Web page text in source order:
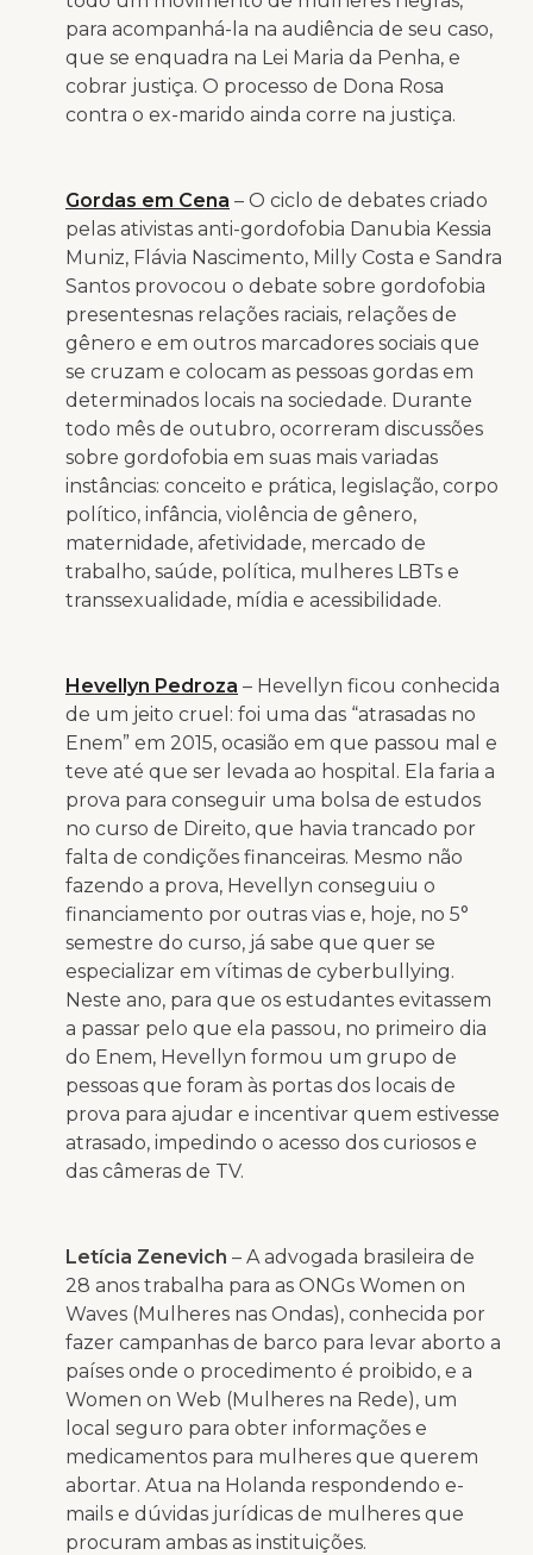
para acompanhá-la na audiência de seu caso,
que se enquadra na Lei Maria da Penha, e
cobrar justiça. O processo de Dona Rosa
contra o ex-marido ainda corre na justiça.
Gordas em Cena – O ciclo de debates criado
pelas ativistas anti-gordofobia Danubia Kessia
Muniz, Flávia Nascimento, Milly Costa e Sandra
Santos provocou o debate sobre gordofobia
presentesnas relações raciais, relações de
gênero e em outros marcadores sociais que
se cruzam e colocam as pessoas gordas em
determinados locais na sociedade. Durante
todo mês de outubro, ocorreram discussões
sobre gordofobia em suas mais variadas
instâncias: conceito e prática, legislação, corpo
político, infância, violência de gênero,
maternidade, afetividade, mercado de
trabalho, saúde, política, mulheres LBTs e
transsexualidade, mídia e acessibilidade.
Hevellyn Pedroza – Hevellyn ficou conhecida
de um jeito cruel: foi uma das “atrasadas no
Enem” em 2015, ocasião em que passou mal e
teve até que ser levada ao hospital. Ela faria a
prova para conseguir uma bolsa de estudos
no curso de Direito, que havia trancado por
falta de condições financeiras. Mesmo não
fazendo a prova, Hevellyn conseguiu o
financiamento por outras vias e, hoje, no 5°
semestre do curso, já sabe que quer se
especializar em vítimas de cyberbullying.
Neste ano, para que os estudantes evitassem
a passar pelo que ela passou, no primeiro dia
do Enem, Hevellyn formou um grupo de
pessoas que foram às portas dos locais de
prova para ajudar e incentivar quem estivesse
atrasado, impedindo o acesso dos curiosos e
das câmeras de TV.
Letícia Zenevich – A advogada brasileira de
28 anos trabalha para as ONGs Women on
Waves (Mulheres nas Ondas), conhecida por
fazer campanhas de barco para levar aborto a
países onde o procedimento é proibido, e a
Women on Web (Mulheres na Rede), um
local seguro para obter informações e
medicamentos para mulheres que querem
abortar. Atua na Holanda respondendo e-
mails e dúvidas jurídicas de mulheres que
procuram ambas as instituições.